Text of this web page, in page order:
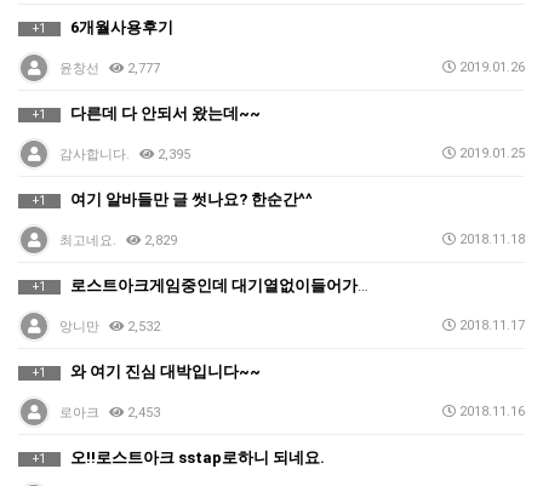
+1 6개월사용후기
윤창선 2,777 2019.01.26
+1 다른데 다 안되서 왔는데~~
감사합니다. 2,395 2019.01.25
+1 여기 알바들만 글 썻나요? 한순간^^
최고네요. 2,829 2018.11.18
+1 로스트아크게임중인데 대기열없이들어가네요..
앙니만 2,532 2018.11.17
+1 와 여기 진심 대박입니다~~
로아크 2,453 2018.11.16
+1 오!!로스트아크 sstap로하니 되네요.